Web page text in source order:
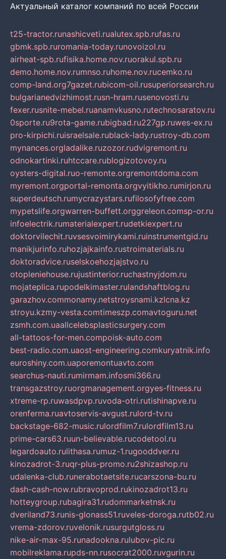
Актуальный каталог компаний по всей России
t25-tractor.runashicveti.rualutex.spb.rufas.ru
gbmk.spb.ruromania-today.runovoizol.ru
airheat-spb.rufisika.home.nov.ruorakul.spb.ru
demo.home.nov.rumnso.ruhome.nov.rucemko.ru
comp-land.org7gazet.rubicom-oil.rusuperiorsearch.ru
bulgarianedvizhimost.rusn-hram.rusenovosti.ru
fexer.rusnite-mebel.ruanamvkusno.rutechnosaratov.ru
0sporte.ru9rota-game.rubigbad.ru227gp.ruwes-ex.ru
pro-kirpichi.ruisraelsale.rublack-lady.rustroy-db.com
mynances.orgladalike.ruzozor.rudvigremont.ru
odnokartinki.ruhtccare.rublogizotovoy.ru
oysters-digital.ruo-remonte.orgremontdoma.com
myremont.orgportal-remonta.orgvyitikho.rumirjon.ru
superdeutsch.rumycrazystars.rufilosofyfree.com
mypetslife.orgwarren-buffett.orggreleon.comsp-or.ru
infoelectrik.rumaterialexpert.rudetkiexpert.ru
doktorvilechit.ruvsesvoimirykami.ruinstrumentgid.ru
manikjurinfo.ruhozjajkainfo.rustroimaterials.ru
doktoradvice.ruselskoehozjajstvo.ru
otopleniehouse.rujustinterior.ruchastnyjdom.ru
mojateplica.rupodelkimaster.rulandshaftblog.ru
garazhov.commonamy.netstroysnami.kzlcna.kz
stroyu.kzmy-vesta.comtimeszp.comavtoguru.net
zsmh.com.uaallcelebsplasticsurgery.com
all-tattoos-for-men.compoisk-auto.com
best-radio.com.uaost-engineering.comkuryatnik.info
euroshiny.com.uaporemontuavto.com
searchus-nauti.rumirmam.infosmi366.ru
transgazstroy.ruorgmanagement.orgyes-fitness.ru
xtreme-rp.ruwasdpvp.ruvoda-otri.rutishinapve.ru
orenferma.ruavtoservis-avgust.rulord-tv.ru
backstage-682-music.rulordfilm7.rulordfilm13.ru
prime-cars63.ruun-believable.rucodetool.ru
legardoauto.rulithasa.rumuz-1.rugooddver.ru
kinozadrot-3.ruqr-plus-promo.ru2shizashop.ru
udalenka-club.runerabotaetsite.rucarszona-bu.ru
dash-cash-now.rubravoprod.rukinozadrot13.ru
hotteygroup.rubagira31.rudommarketnsk.ru
dveriland73.runis-glonass51.ruveles-doroga.rutb02.ru
vrema-zdorov.ruvelonik.rusurgutgloss.ru
nike-air-max-95.runadookna.rulubov-pic.ru
mobilreklama.rupds-nn.rusocrat2000.ruvgurin.ru